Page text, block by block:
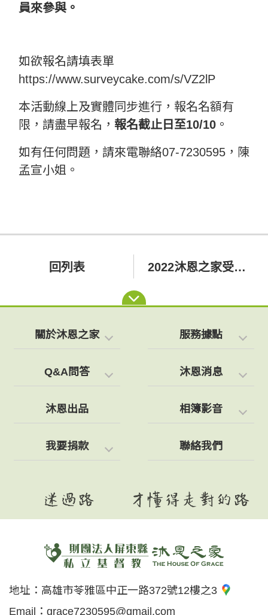
員來參與。
如欲報名請填表單
https://www.surveycake.com/s/VZ2lP
本活動線上及實體同步進行，報名名額有
限，請盡早報名， 報名截止日至10/10 。
如有任何問題，請來電聯絡07-7230595，陳
孟宣小姐。
回列表 2022沐恩之家受洗主日
關於沐恩之家 服務據點
Q&A問答 沐恩消息
沐恩出品 相簿影音
我要捐款 聯絡我們
地址： 高雄市苓雅區中正一路372號12樓之3
Email： grace7230595@gmail.com